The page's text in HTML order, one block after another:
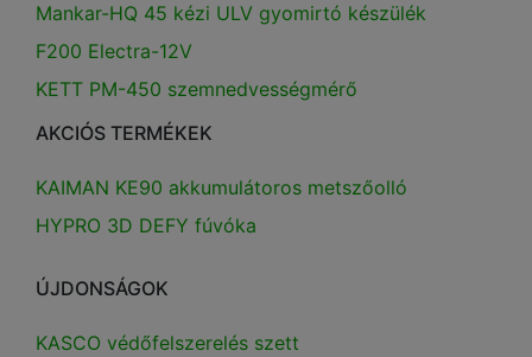
Mankar-HQ 45 kézi ULV gyomirtó készülék
F200 Electra-12V
KETT PM-450 szemnedvességmérő
AKCIÓS TERMÉKEK
KAIMAN KE90 akkumulátoros metszőolló
HYPRO 3D DEFY fúvóka
ÚJDONSÁGOK
KASCO védőfelszerelés szett